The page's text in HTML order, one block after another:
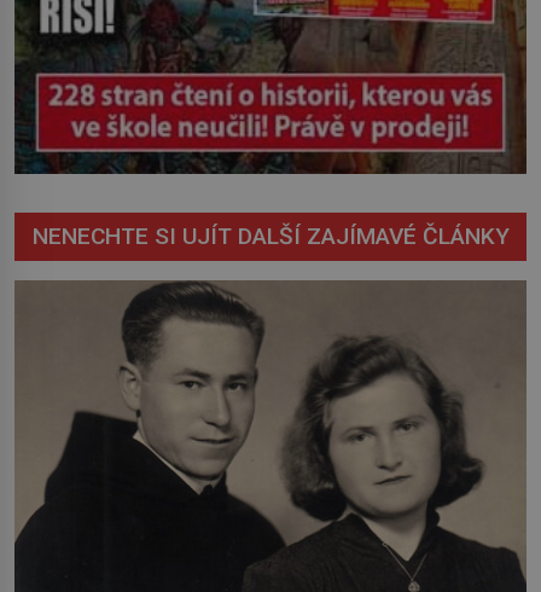
NENECHTE SI UJÍT DALŠÍ ZAJÍMAVÉ ČLÁNKY